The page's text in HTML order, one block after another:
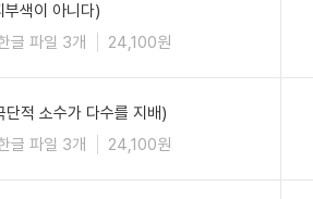
색이 아니다)
글 파일 3개 24,100원
적 소수가 다수를 지배)
글 파일 3개 24,100원